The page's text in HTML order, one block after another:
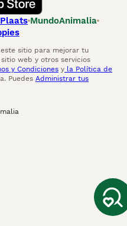
MundoAnimalia
sitio para mejorar tu
web y otros servicios
y Condiciones y la Política de
Puedes Administrar tus